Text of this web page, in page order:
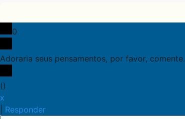
0
Adoraria seus pensamentos, por favor, comente.
()
x
Responder